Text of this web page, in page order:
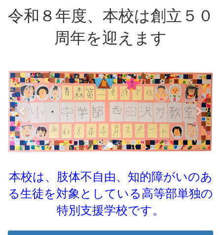
令和８年度、本校は創立５０
周年を迎えます
p
r
e
v
i
o
u
e
x
t
本校は、肢体不自由、知的障がいのあ
る生徒を対象としている高等部単独の
特別支援学校です。